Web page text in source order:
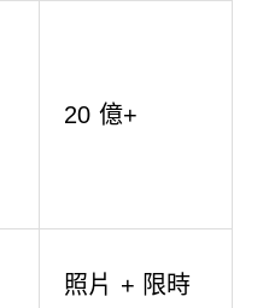
20 億+
照片 + 限時